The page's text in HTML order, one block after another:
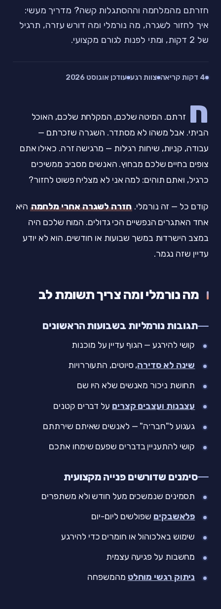
חזרתם מהמלחמה וההסתגלות קשה? מדריך מעשי:
איך לחזור לשגרה, מה נורמלי ומה דורש עזרה, תרגיל
של 2 דקות, ומתי לפנות לגורם מקצועי.
4 דקות קריאה צוות רגע עודכן אוגוסט 2026
ח זרתם. המיטה שלכם, המקלחת שלכם, האוכל
הביתי. אבל משהו לא מסתדר. השגרה שזכרתם —
עבודה, קניות, שיחות רגילות — מרגישה זרה. כאילו אתם
צופים בחיים שלכם מבחוץ. האנשים מסביב ממשיכים
כרגיל, ואתם תוהים: למה אני לא מצליח פשוט לחזור?
קודם כל — זה נורמלי. חזרה לשגרה אחרי מלחמההיא
אחד האתגרים הנפשיים הכי גדולים. המוח שלכם היה
במצב הישרדות במשך שבועות או חודשים. הוא לא יודע
עדיין שזה נגמר.
מה נורמלי ומה צריך תשומת לב
תגובות נורמליות בשבועות הראשונים
קושי להירגע — הגוף עדיין על מוכנות
שינה לא סדירה, סיוטים, התעוררויות
תחושת ניכור מאנשים שלא היו שם
עצבנות ועצבים קצרים על דברים קטנים
געגוע ל"חבר׳ה" — לאנשים שאיתם שירתתם
קושי להתעניין בדברים שפעם שימחו אתכם
סימנים שדורשים פנייה מקצועית
תסמינים שנמשכים מעל חודש ולא משתפרים
פלאשבקים שפולשים ליום-יום
שימוש באלכוהול או חומרים כדי להירגע
מחשבות על פגיעה עצמית
ניתוק רגשי מוחלט מהמשפחה